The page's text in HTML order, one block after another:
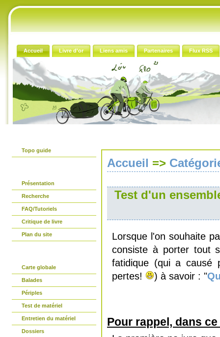
Accueil Livre d'or Liens amis Partenaires Flux RSS
Topo guide
Présentation
Recherche
FAQ/Tutoriels
Critique de livre
Plan du site
Carte globale
Balades
Périples
Test de matériel
Entretien du matériel
Dossiers
Accueil =>
Test d'un
Lorsque l'on souhaite
consiste à porter tout
fatidique (qui a causé
pertes!
) à savoir : "
Pour rappel, dans